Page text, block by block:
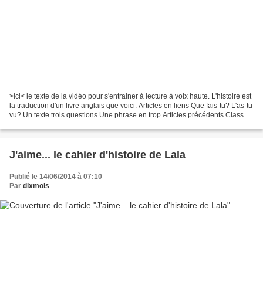
>ici< le texte de la vidéo pour s'entrainer à lecture à voix haute. L'histoire est
la traduction d'un livre anglais que voici: Articles en liens Que fais-tu? L'as-tu
vu? Un texte trois questions Une phrase en trop Articles précédents Classe
J'aime... le cahier d'histoire de Lala
Publié le 14/06/2014 à 07:10
Par dixmois